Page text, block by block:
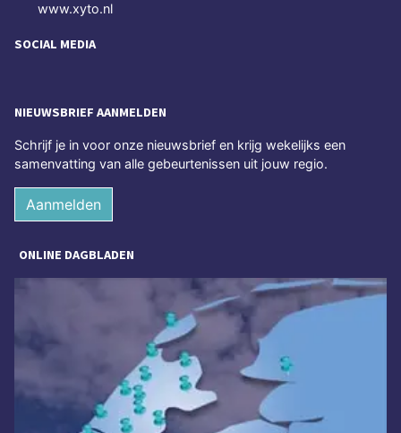
www.xyto.nl
SOCIAL MEDIA
NIEUWSBRIEF AANMELDEN
Schrijf je in voor onze nieuwsbrief en krijg wekelijks een
samenvatting van alle gebeurtenissen uit jouw regio.
Aanmelden
ONLINE DAGBLADEN